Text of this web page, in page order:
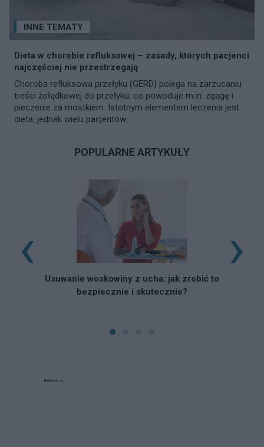
INNE TEMATY
Dieta w chorobie refluksowej – zasady, których pacjenci
najczęściej nie przestrzegają
Choroba refluksowa przełyku (GERD) polega na zarzucaniu
treści żołądkowej do przełyku, co powoduje m.in. zgagę i
pieczenie za mostkiem. Istotnym elementem leczenia jest
dieta, jednak wielu pacjentów...
POPULARNE ARTYKUŁY
Usuwanie woskowiny z ucha: jak zrobić to
bezpiecznie i skutecznie?
‹ ›
Reklama: